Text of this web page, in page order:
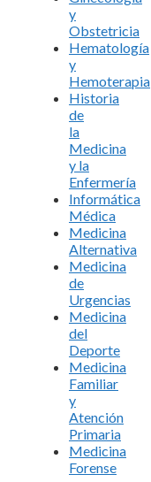
y
Obstetricia
Hematología
y
Hemoterapia
Historia
de
la
Medicina
y la
Enfermería
Informática
Médica
Medicina
Alternativa
Medicina
de
Urgencias
Medicina
del
Deporte
Medicina
Familiar
y
Atención
Primaria
Medicina
Forense